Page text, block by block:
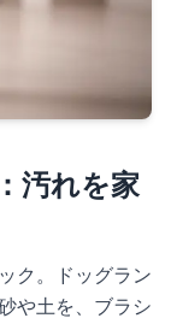
汚れを家
ク。ドッグラン
や土を、ブラシ